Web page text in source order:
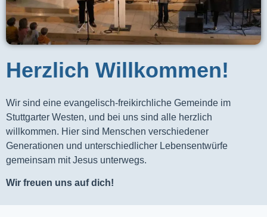
Herzlich Willkommen!
Wir sind eine evangelisch-freikirchliche Gemeinde im
Stuttgarter Westen, und bei uns sind alle herzlich
willkommen. Hier sind Menschen verschiedener
Generationen und unterschiedlicher Lebensentwürfe
gemeinsam mit Jesus unterwegs.
Wir freuen uns auf dich!